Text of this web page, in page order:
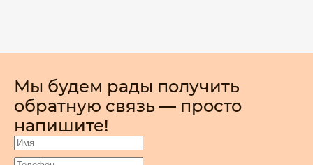
Мы будем рады получить
обратную связь — просто
напишите!